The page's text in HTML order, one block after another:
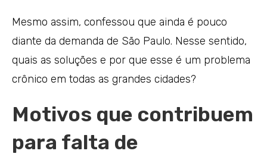
Mesmo assim, confessou que ainda é pouco
diante da demanda de São Paulo. Nesse sentido,
quais as soluções e por que esse é um problema
crônico em todas as grandes cidades?
Motivos que contribuem
para falta de